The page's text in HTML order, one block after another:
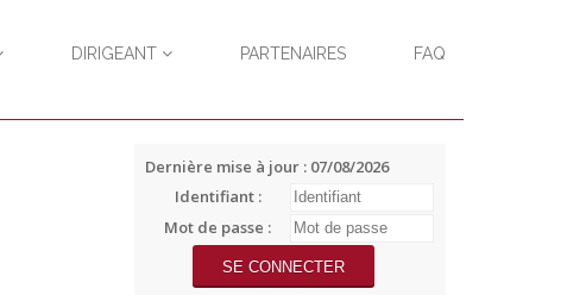
DIRIGEANT PARTENAIRES FAQ
Dernière mise à jour : 07/08/2026
Identifiant :
Mot de passe :